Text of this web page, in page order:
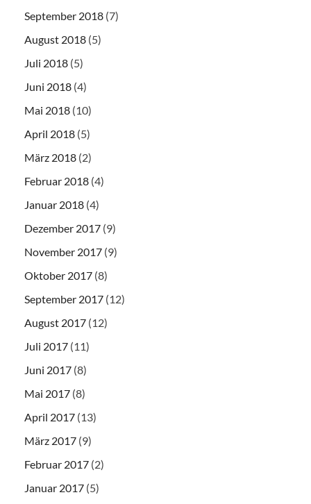
September 2018 (7)
August 2018 (5)
Juli 2018 (5)
Juni 2018 (4)
Mai 2018 (10)
April 2018 (5)
März 2018 (2)
Februar 2018 (4)
Januar 2018 (4)
Dezember 2017 (9)
November 2017 (9)
Oktober 2017 (8)
September 2017 (12)
August 2017 (12)
Juli 2017 (11)
Juni 2017 (8)
Mai 2017 (8)
April 2017 (13)
März 2017 (9)
Februar 2017 (2)
Januar 2017 (5)